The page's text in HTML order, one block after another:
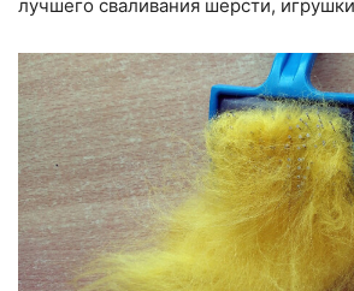
лучшего сваливания шерсти,